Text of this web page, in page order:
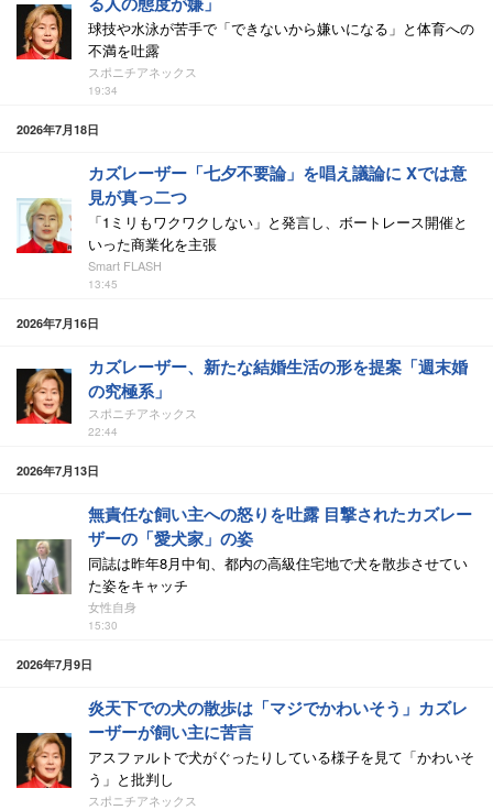
球技や水泳が苦手で「できないから嫌いになる」と体育への
不満を吐露
スポニチアネックス
19:34
2026年7月18日
カズレーザー「七夕不要論」を唱え議論に Xでは意
見が真っ二つ
「1ミリもワクワクしない」と発言し、ボートレース開催と
いった商業化を主張
Smart FLASH
13:45
2026年7月16日
カズレーザー、新たな結婚生活の形を提案「週末婚
の究極系」
スポニチアネックス
22:44
2026年7月13日
無責任な飼い主への怒りを吐露 目撃されたカズレー
ザーの「愛犬家」の姿
同誌は昨年8月中旬、都内の高級住宅地で犬を散歩させてい
た姿をキャッチ
女性自身
15:30
2026年7月9日
炎天下での犬の散歩は「マジでかわいそう」カズレ
ーザーが飼い主に苦言
アスファルトで犬がぐったりしている様子を見て「かわいそ
う」と批判し
スポニチアネックス